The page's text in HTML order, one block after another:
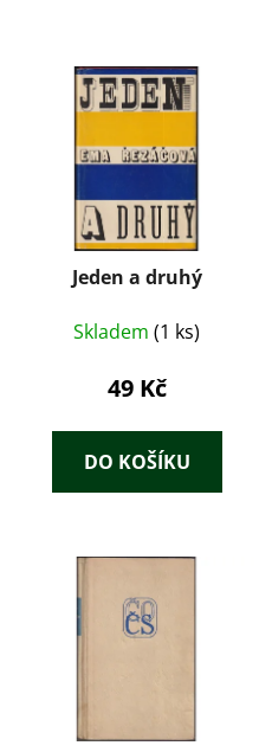
Jeden a druhý
Skladem (1 ks)
49 Kč
DO KOŠÍKU